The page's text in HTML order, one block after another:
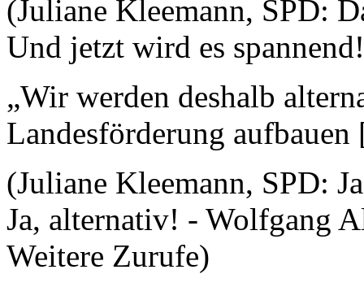
(Juliane Kleemann, SPD:
Und jetzt wird es
„Wir werden deshalb
Landesförderung
(Juliane Kleemann, SPD:
Ja, alternativ! - Wolfgang
Weitere Zurufe)